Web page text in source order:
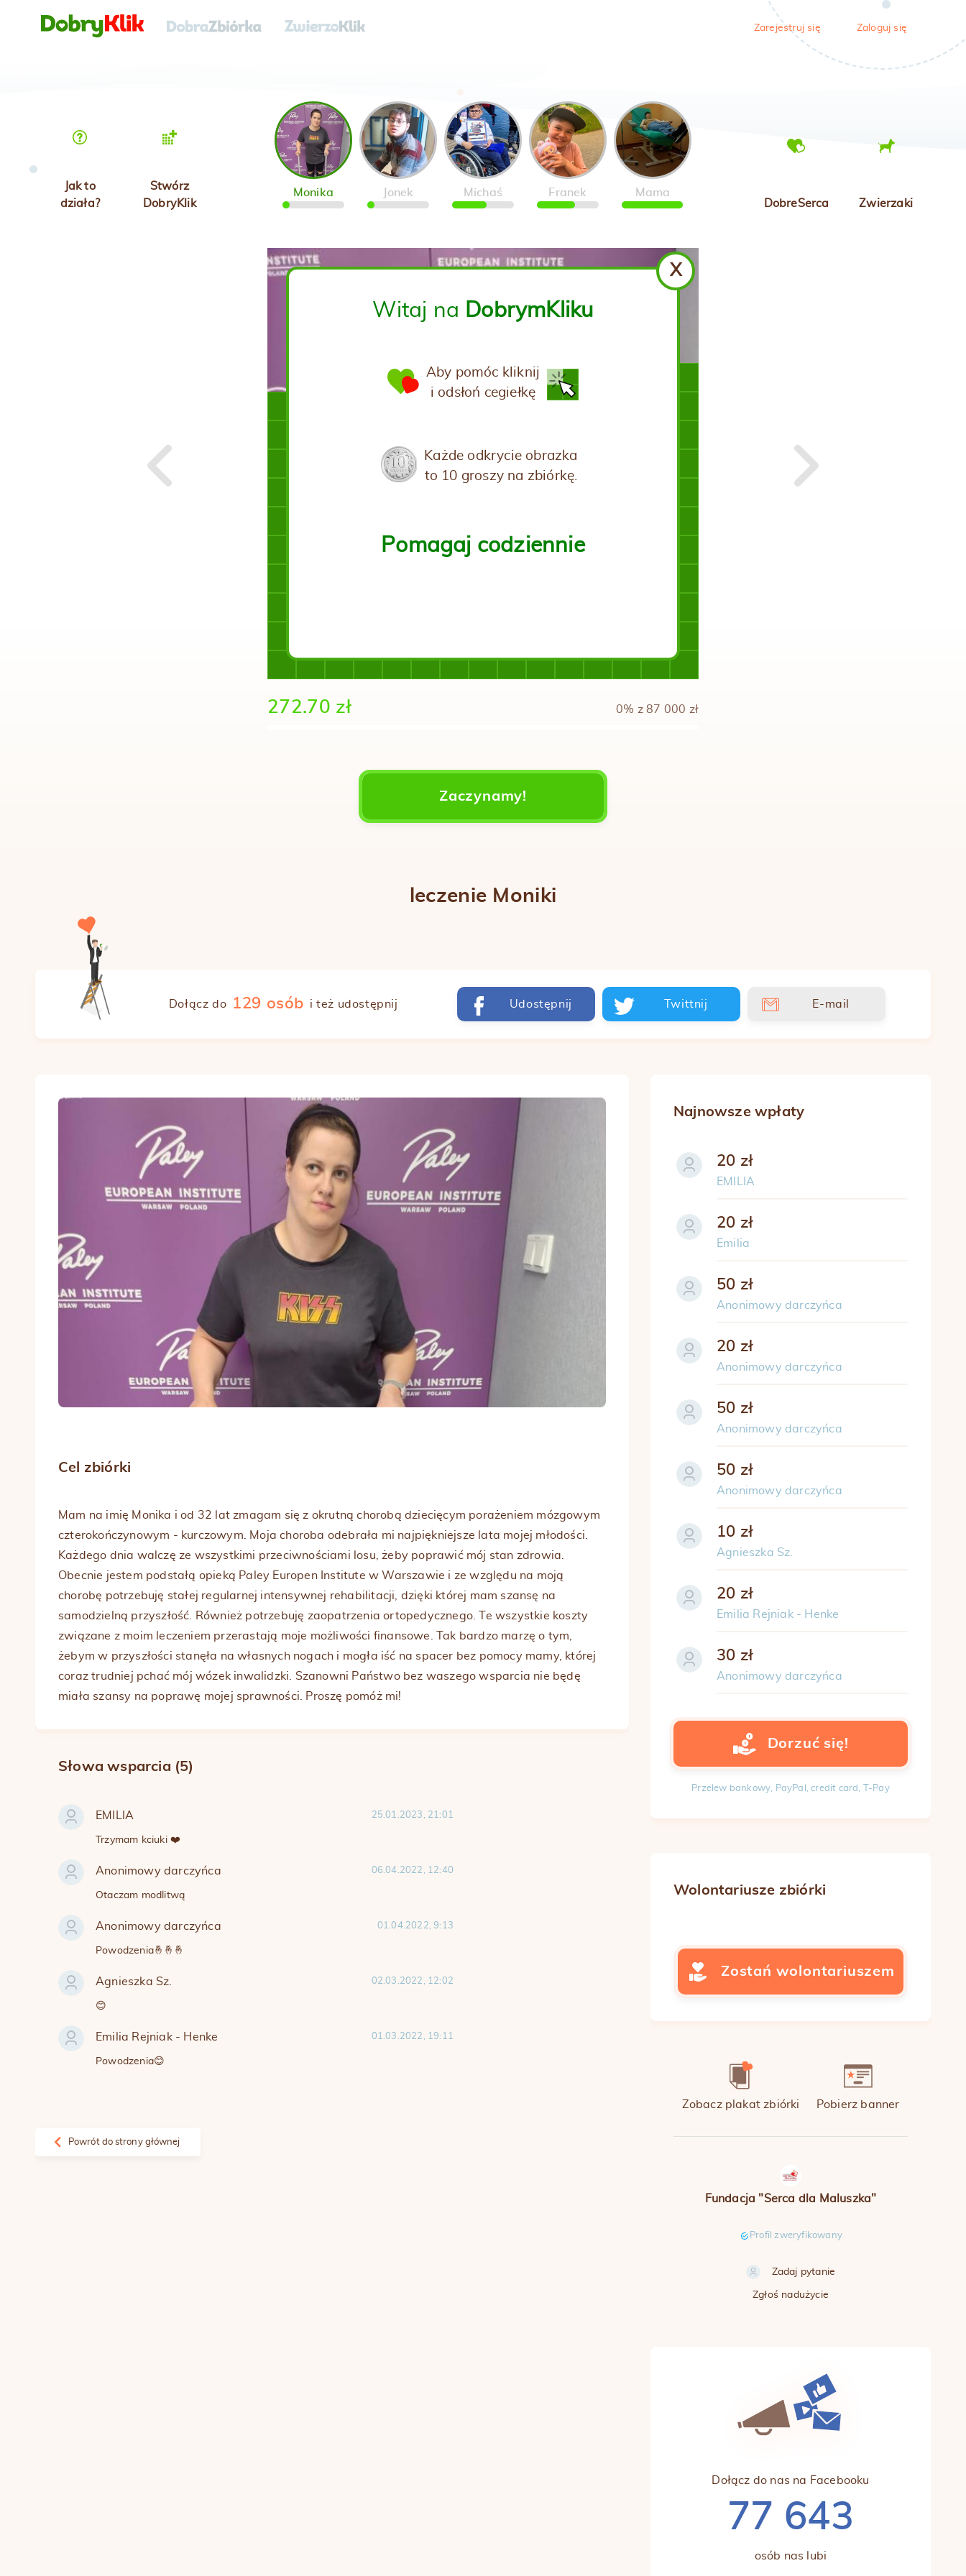
Zarejestruj się Zaloguj się
Jak to
działa?
Stwórz
DobryKlik
Monika Jonek Michaś Franek
Mama
DobreSerca
Zwierzaki
X
Witaj na DobrymKliku
Aby pomóc kliknij
i odsłoń cegiełkę
Każde odkrycie obrazka
to 10 groszy na zbiórkę.
Pomagaj codziennie
272.70 zł 0% z 87 000 zł
Zaczynamy!
leczenie Moniki
Dołącz do 129 osób i też udostępnij Udostępnij Twittnij E-mail
Cel zbiórki
Mam na imię Monika i od 32 lat zmagam się z okrutną chorobą dziecięcym porażeniem mózgowym
czterokończynowym - kurczowym. Moja choroba odebrała mi najpiękniejsze lata mojej młodości.
Każdego dnia walczę ze wszystkimi przeciwnościami losu, żeby poprawić mój stan zdrowia.
Obecnie jestem podstałą opieką Paley Europen Institute w Warszawie i ze względu na moją
chorobę potrzebuję stałej regularnej intensywnej rehabilitacji, dzięki której mam szansę na
samodzielną przyszłość. Również potrzebuję zaopatrzenia ortopedycznego. Te wszystkie koszty
związane z moim leczeniem przerastają moje możliwości finansowe. Tak bardzo marzę o tym,
żebym w przyszłości stanęła na własnych nogach i mogła iść na spacer bez pomocy mamy, której
coraz trudniej pchać mój wózek inwalidzki. Szanowni Państwo bez waszego wsparcia nie będę
miała szansy na poprawę mojej sprawności. Proszę pomóż mi!
Słowa wsparcia (5)
EMILIA 25.01.2023, 21:01
Trzymam kciuki ❤️
Anonimowy darczyńca 06.04.2022, 12:40
Otaczam modlitwą
Anonimowy darczyńca 01.04.2022, 9:13
Powodzenia🤞🤞🤞
Agnieszka Sz. 02.03.2022, 12:02
😊
Emilia Rejniak - Henke 01.03.2022, 19:11
Powodzenia😊
Powrót do strony głównej
Najnowsze wpłaty
20 zł
EMILIA
20 zł
Emilia
50 zł
Anonimowy darczyńca
20 zł
Anonimowy darczyńca
50 zł
Anonimowy darczyńca
50 zł
Anonimowy darczyńca
10 zł
Agnieszka Sz.
20 zł
Emilia Rejniak - Henke
30 zł
Anonimowy darczyńca
Dorzuć się!
Przelew bankowy, PayPal, credit card, T-Pay
Wolontariusze zbiórki
Zostań wolontariuszem
Zobacz plakat zbiórki Pobierz banner
Fundacja "Serca dla Maluszka"
Profil zweryfikowany
Zadaj pytanie
Zgłoś nadużycie
Dołącz do nas na Facebooku
77 643
osób nas lubi